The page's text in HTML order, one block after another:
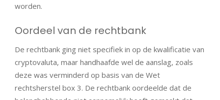
worden.
Oordeel van de rechtbank
De rechtbank ging niet specifiek in op de kwalificatie van
cryptovaluta, maar handhaafde wel de aanslag, zoals
deze was verminderd op basis van de Wet
rechtsherstel box 3. De rechtbank oordeelde dat de